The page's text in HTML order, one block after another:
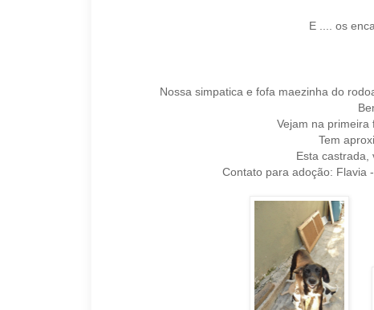
E .... os
Nossa simpatica e fofa maezinha do
Vejam na primeira
Tem
Esta castrada,
Contato para adoção: Flavia